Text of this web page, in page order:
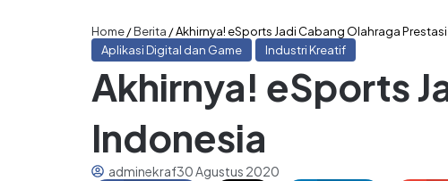
Home/Berita /Akhirnya! eSports Jadi Cabang Olahraga
Aplikasi Digital dan Game
Industri Kreatif
Akhirnya! eSports
Indonesia
adminekraf30 Agustus 2020